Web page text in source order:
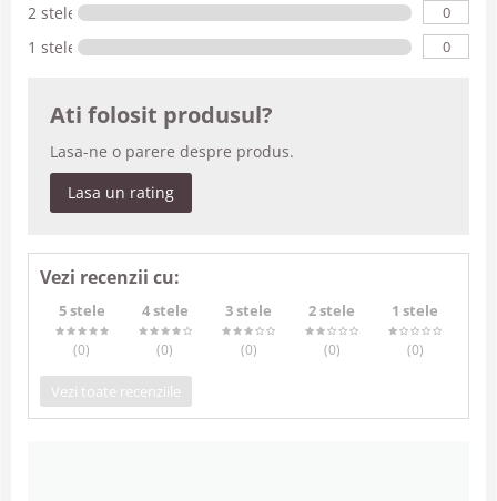
2 stele 0
1 stele 0
Ati folosit produsul?
Lasa-ne o parere despre produs.
Lasa un rating
Vezi recenzii cu:
5 stele
(0)
4 stele
(0)
3 stele
(0)
2 stele
(0)
1 stele
(0)
Vezi toate recenziile